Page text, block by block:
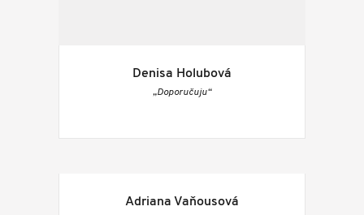
Denisa Holubová
„Doporučuju“
Adriana Vaňousová